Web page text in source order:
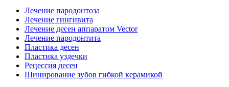
Лечение пародонтоза
Лечение гингивита
Лечение десен аппаратом Vector
Лечение пародонтита
Пластика десен
Пластика уздечки
Рецессия десен
Шинирование зубов гибкой керамикой